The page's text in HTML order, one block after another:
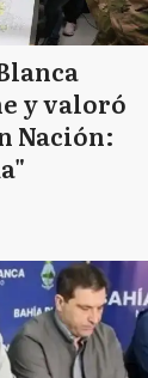
y valoró
Nación: